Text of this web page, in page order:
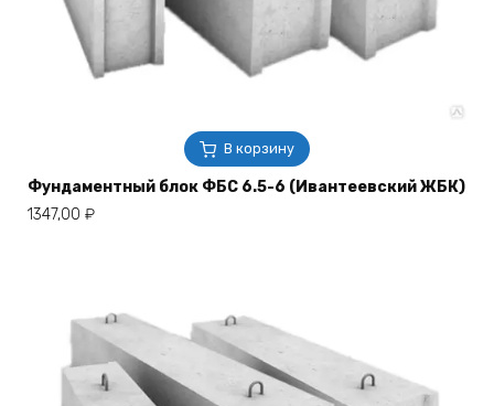
В корзину
Фундаментный блок ФБС 6.5-6 (Ивантеевский ЖБК)
1347,00 ₽